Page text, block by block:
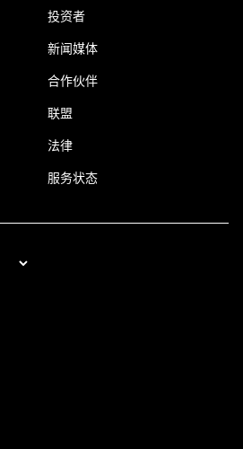
投资者
新闻媒体
合作伙伴
联盟
法律
服务状态